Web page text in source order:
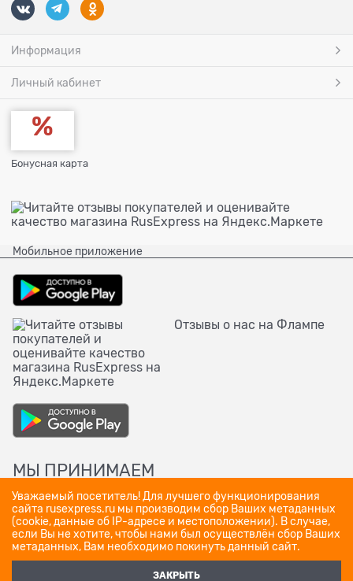
Информация
Личный кабинет
Бонусная карта
Мобильное приложение
Отзывы о нас на Флампе
МЫ ПРИНИМАЕМ
Уважаемый посетитель! Для лучшего функционирования
сайта rusexpress.ru мы производим сбор Ваших метаданных
(cookie, данные об IP-адресе и местоположении). В случае,
если Вы не хотите, чтобы нами был осуществлён сбор Ваших
метаданных, Вам необходимо покинуть данный сайт.
ЗАКРЫТЬ